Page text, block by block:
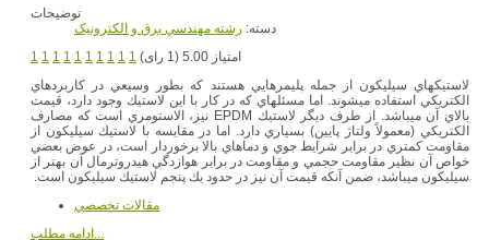
توضیحات
دسته: رشته مهندسي برق و الکترونيک
1 1 1 1 1 1 1 1 1 1
امتیاز 5.00 (1 رای)
لاستيك‎هاي سيليكون از جمله پليمرهايي هستند كه بطور وسيعي در كاربردهاي
الكتريكي استفاده مي‎شوند. اما مسئله‎ا‎ي كه در كار با اين لاستيك وجود دارد، قيمت
بالاي آن مي‎باشد. از طرف ديگر لاستيك EPDM نيز، الاستومري است كه مصارف
الكتريكي (معمولاً ولتاژ پايين) بسياري دارد. اما در مقايسه با لاستيك سيليكون از
مقاومت كمتري در برابر شرايط جوي و دماهاي بالا برخوردار است، در عوض بعضي
خواص آن نظير مقاومت حجمي و مقاومت در برابر هوازدگي هيدروترمال آن بهتر از
سيليكون مي‎باشد، ضمن آنكه قيمت آن نيز در حدود يك پنجم لاستيك سيليكون است.
مقالات تخصصي